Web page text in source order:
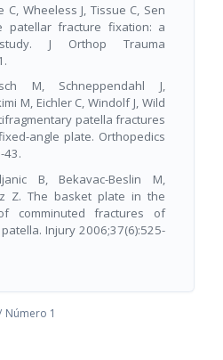
C, Wheeless J, Tissue C, Sen
patellar fracture fixation: a
study. J Orthop Trauma
M, Schneppendahl J,
M, Eichler C, Windolf J, Wild
patella fractures
angle plate. Orthopedics
43.
B, Bekavac-Beslin M,
Z. The basket plate in the
comminuted fractures of
Injury 2006;37(6):525-
Número 1